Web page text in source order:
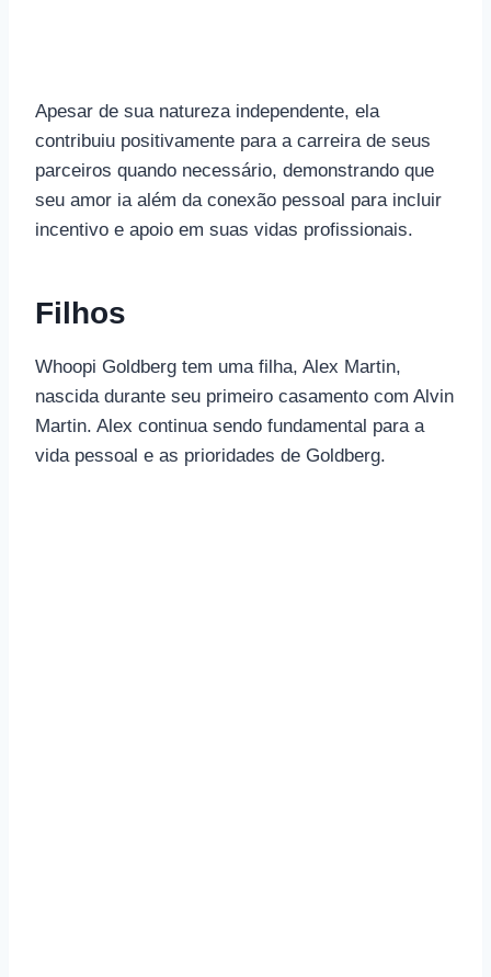
Apesar de sua natureza independente, ela
contribuiu positivamente para a carreira de seus
parceiros quando necessário, demonstrando que
seu amor ia além da conexão pessoal para incluir
incentivo e apoio em suas vidas profissionais.
Filhos
Whoopi Goldberg tem uma filha, Alex Martin,
nascida durante seu primeiro casamento com Alvin
Martin. Alex continua sendo fundamental para a
vida pessoal e as prioridades de Goldberg.